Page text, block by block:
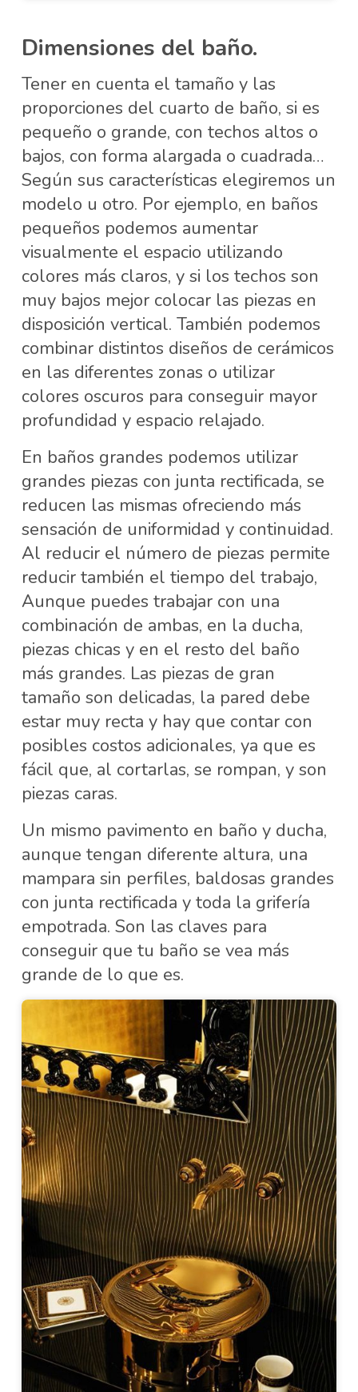
Dimensiones del baño.
Tener en cuenta el tamaño y las
proporciones del cuarto de baño, si es
pequeño o grande, con techos altos o
bajos, con forma alargada o cuadrada…
Según sus características elegiremos un
modelo u otro. Por ejemplo, en baños
pequeños podemos aumentar
visualmente el espacio utilizando
colores más claros, y si los techos son
muy bajos mejor colocar las piezas en
disposición vertical. También podemos
combinar distintos diseños de cerámicos
en las diferentes zonas o utilizar
colores oscuros para conseguir mayor
profundidad y espacio relajado.
En baños grandes podemos utilizar
grandes piezas con junta rectificada, se
reducen las mismas ofreciendo más
sensación de uniformidad y continuidad.
Al reducir el número de piezas permite
reducir también el tiempo del trabajo,
Aunque puedes trabajar con una
combinación de ambas, en la ducha,
piezas chicas y en el resto del baño
más grandes. Las piezas de gran
tamaño son delicadas, la pared debe
estar muy recta y hay que contar con
posibles costos adicionales, ya que es
fácil que, al cortarlas, se rompan, y son
piezas caras.
Un mismo pavimento en baño y ducha,
aunque tengan diferente altura, una
mampara sin perfiles, baldosas grandes
con junta rectificada y toda la grifería
empotrada. Son las claves para
conseguir que tu baño se vea más
grande de lo que es.